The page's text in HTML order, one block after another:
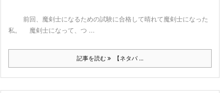
前回、魔剣士になるための試験に合格して晴れて魔剣士になった
私。 魔剣士になって、つ ...
記事を読む 【ネタバ ...